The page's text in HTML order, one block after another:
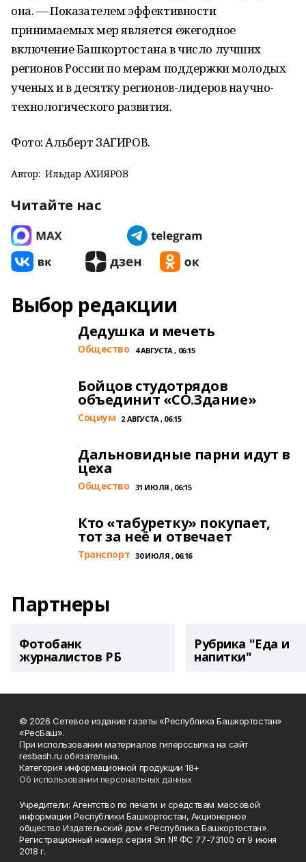
она. — Показателем эффективности
принимаемых мер является ежегодное
включение Башкортостана в число лучших
регионов России по мерам поддержки молодых
ученых и в десятку регионов-лидеров научно-
технологического развития.
Фото: Альберт ЗАГИРОВ.
Автор: Ильдар АХИЯРОВ
Читайте нас
Выбор редакции
Дедушка и мечеть
Общество 4 АВГУСТА , 06:15
Бойцов студотрядов
объединит «СО.Здание»
Cоциум 2 АВГУСТА , 06:15
Дальновидные парни идут в
цеха
Общество 31 ИЮЛЯ , 06:15
Кто «табуретку» покупает,
тот за неё и отвечает
Транспорт 30 ИЮЛЯ , 06:16
Партнеры
Фотобанк
журналистов РБ
Рубрика "Еда и
напитки"
© 2026 Сетевое издание газеты «Республика Башкортостан»
«РесБаш».
При использовании материалов гиперссылка на сайт
resbash.ru обязательна.
Категория информационной продукции 18+
Об использовании персональных данных
Учредители: Агентство по печати и средствам массовой
информации Республики Башкортостан, Акционерное
общество Издательский дом «Республика Башкортостан».
Регистрационный номер: серия Эл № ФС 77-73100 от 9 июня
2018 г.